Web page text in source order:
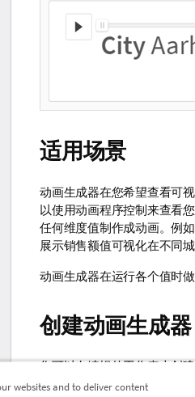
适用场景
动画生成器在您希望查看可
以使用动画程序控制来查看
任何维度值制作成动画。例
展示销售额值可视化在不同城
动画生成器在运行各个值时
创建动画生成器
您可以在编辑的工作表上创
范围。默认情况下，维度中
websites and to deliver content